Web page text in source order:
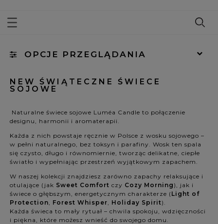
OPCJE PRZEGLĄDANIA
Kategorie: NEW Świąteczne świece sojowe
Nowość: (wybierz)
Promocja: (wybierz)
NEW ŚWIĄTECZNE ŚWIECE
SOJOWE
Naturalne świece sojowe Luméa Candle to połączenie
designu, harmonii i aromaterapii.
Każda z nich powstaje ręcznie w Polsce z wosku sojowego –
w pełni naturalnego, bez toksyn i parafiny. Wosk ten spala
się czysto, długo i równomiernie, tworząc delikatne, ciepłe
światło i wypełniając przestrzeń wyjątkowym zapachem.
W naszej kolekcji znajdziesz zarówno zapachy relaksujące i
otulające (jak Sweet Comfort czy Cozy Morning ), jak i
świece o głębszym, energetycznym charakterze ( Light of
Protection
Forest Whisper Holiday Spirit).
Każda świeca to mały rytuał – chwila spokoju, wdzięczności
i piękna, które możesz wnieść do swojego domu.